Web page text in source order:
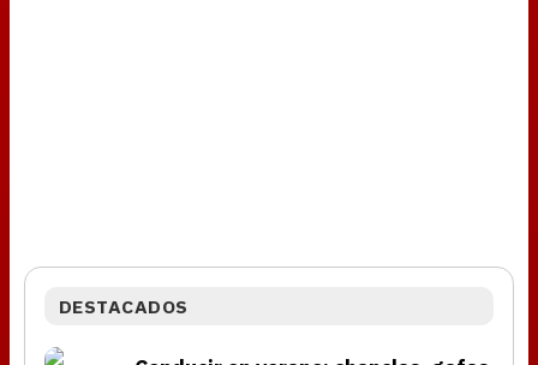
DESTACADOS